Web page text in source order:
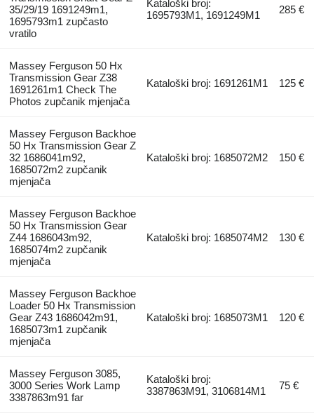
35/29/19 1691249m1,
1695793m1 zupčasto
vratilo
Kataloški broj:
1695793M1, 1691249M1
285 €
Massey Ferguson 50 Hx
Transmission Gear Z38
1691261m1 Check The
Photos zupčanik mjenjača
Kataloški broj: 1691261M1 125 €
Massey Ferguson Backhoe
50 Hx Transmission Gear Z
32 1686041m92,
1685072m2 zupčanik
mjenjača
Kataloški broj: 1685072M2 150 €
Massey Ferguson Backhoe
50 Hx Transmission Gear
Z44 1686043m92,
1685074m2 zupčanik
mjenjača
Kataloški broj: 1685074M2 130 €
Massey Ferguson Backhoe
Loader 50 Hx Transmission
Gear Z43 1686042m91,
1685073m1 zupčanik
mjenjača
Kataloški broj: 1685073M1 120 €
Massey Ferguson 3085,
3000 Series Work Lamp
3387863m91 far
Kataloški broj:
3387863M91, 3106814M1
75 €